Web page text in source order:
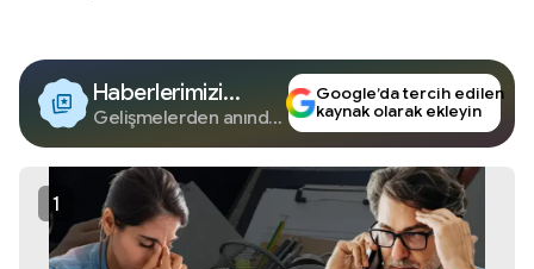
Haberlerimizi
Google'da Takip
Edin
Gelişmelerden anında
Google’da tercih edilen
kaynak olarak ekleyin
1